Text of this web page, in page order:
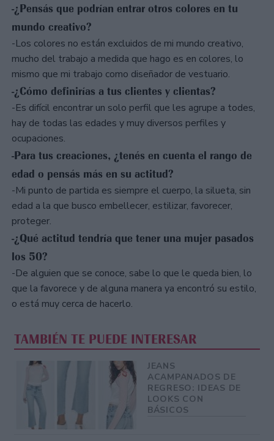
-¿Pensás que podrían entrar otros colores en tu
mundo creativo?
-Los colores no están excluidos de mi mundo creativo,
mucho del trabajo a medida que hago es en colores, lo
mismo que mi trabajo como diseñador de vestuario.
-¿Cómo definirías a tus clientes y clientas?
-Es difícil encontrar un solo perfil que les agrupe a todes,
hay de todas las edades y muy diversos perfiles y
ocupaciones.
-Para tus creaciones, ¿tenés en cuenta el rango de
edad o pensás más en su actitud?
-Mi punto de partida es siempre el cuerpo, la silueta, sin
edad a la que busco embellecer, estilizar, favorecer,
proteger.
-¿Qué actitud tendría que tener una mujer pasados
los 50?
-De alguien que se conoce, sabe lo que le queda bien, lo
que la favorece y de alguna manera ya encontró su estilo,
o está muy cerca de hacerlo.
TAMBIÉN TE PUEDE INTERESAR
JEANS
ACAMPANADOS DE
REGRESO: IDEAS DE
LOOKS CON
BÁSICOS